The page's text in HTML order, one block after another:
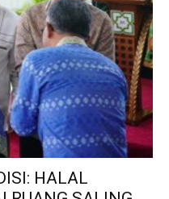
HALAL